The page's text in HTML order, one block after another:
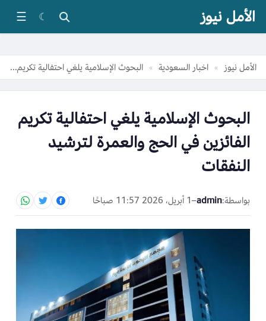
الأمل نيوز ☾
☰
الأمل نيوز » اخبار السعودية » البحوث الإسلامية يلغي احتفالية تكريم الفائزين في الحج والعمرة لترشيد النفقات
البحوث الإسلامية يلغي احتفالية تكريم
الفائزين في الحج والعمرة لترشيد
النفقات
بواسطة:admin
–1 أبريل، 2026 11:57 صباحًا